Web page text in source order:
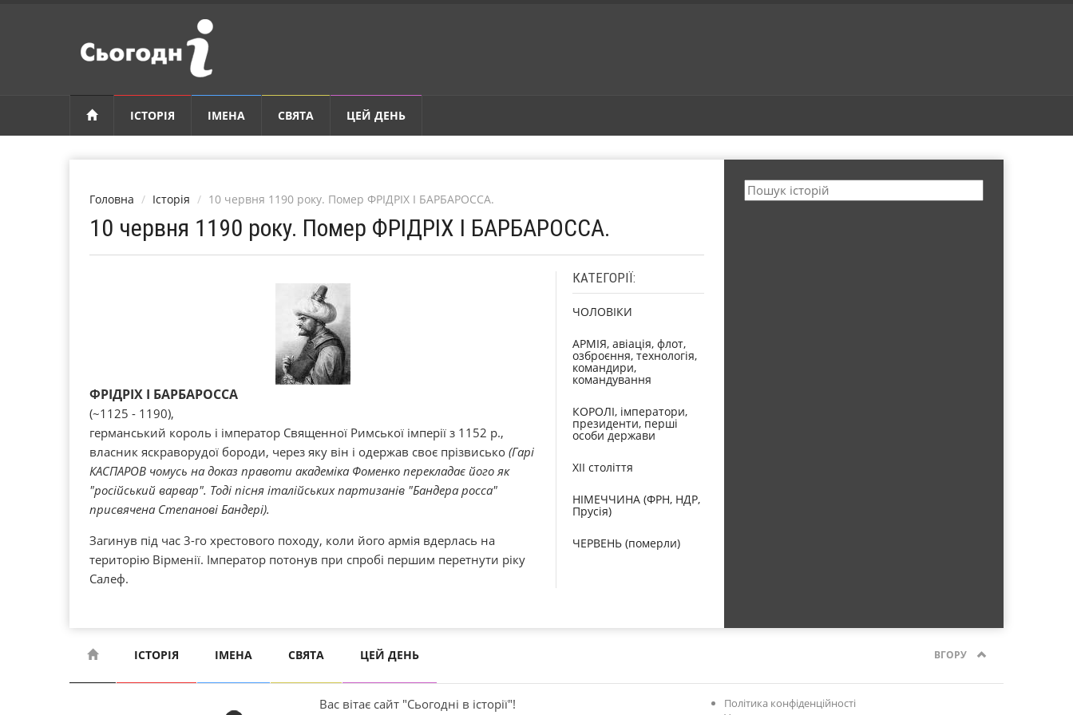
ІСТОРІЯ ІМЕНА СВЯТА ЦЕЙ ДЕНЬ
Головна Історія 10 червня 1190 року. Помер ФРІДРІХ I БАРБАРОССА.
10 червня 1190 року. Помер ФРІДРІХ I БАРБАРОССА.
ФРІДРІХ I БАРБАРОССА
(~1125 - 1190),
германський король і імператор Священної Римської імперії з 1152 р.,
власник яскраворудої бороди, через яку він і одержав своє прізвисько (Гарі
КАСПАРОВ чомусь на доказ правоти академіка Фоменко перекладає його як
"російський варвар". Тоді пісня італійських партизанів "Бандера росса"
присвячена Степанові Бандері).
Загинув під час 3-го хрестового походу, коли його армія вдерлась на
територію Вірменії. Імператор потонув при спробі першим перетнути ріку
Салеф.
КАТЕГОРІЇ:
ЧОЛОВІКИ
АРМІЯ, авіація, флот,
озброєння, технологія,
командири,
командування
КОРОЛІ, імператори,
президенти, перші
особи держави
XII століття
НІМЕЧЧИНА (ФРН, НДР,
Прусія)
ЧЕРВЕНЬ (померли)
ІСТОРІЯ ІМЕНА СВЯТА ЦЕЙ ДЕНЬ ВГОРУ
Вас вітає сайт "Сьогодні в історії"!
Політика конфіденційності